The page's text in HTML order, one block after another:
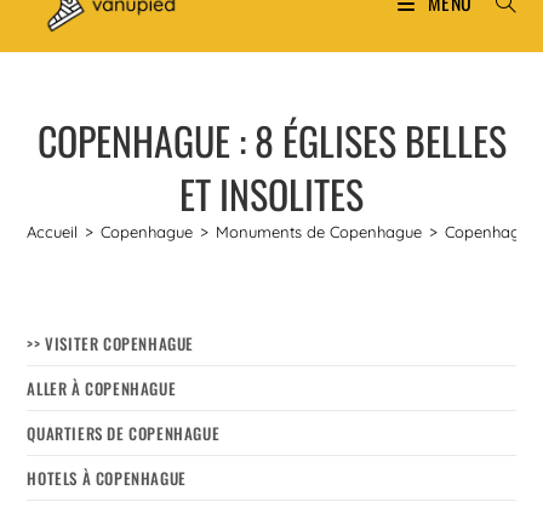
COPENHAGUE : 8 ÉGLISES BELLES
ET INSOLITES
Accueil > Copenhague > Monuments de Copenhague > Copenhague
>> VISITER COPENHAGUE
ALLER À COPENHAGUE
QUARTIERS DE COPENHAGUE
HOTELS À COPENHAGUE